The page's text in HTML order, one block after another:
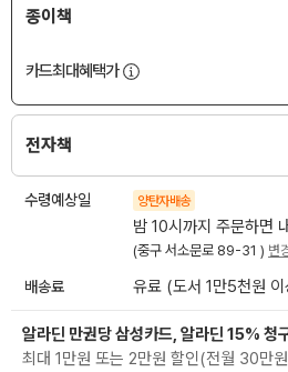
종이책
카드최대혜택가
전자책
수령예상일 양탄자배송
밤 10시까지 주문하면
(중구 서소문로 89-31 ) 변
배송료 유료 (도서 1만5천원 이
알라딘 만권당 삼성카드, 알라딘 15% 청
최대 1만원 또는 2만원 할인(전월 30만